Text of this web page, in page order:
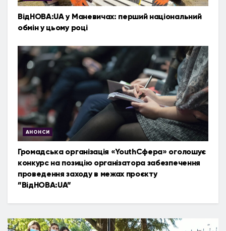
ВідНОВА:UA у Маневичах: перший національний
обмін у цьому році
АНОНСИ
Громадська організація «YouthСфера» оголошує
конкурс на позицію організатора забезпечення
проведення заходу в межах проєкту
”ВідНОВА:UA”